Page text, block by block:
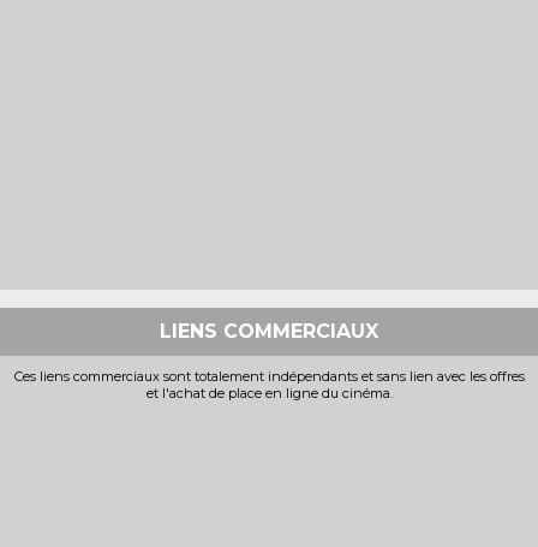
LIENS COMMERCIAUX
Ces liens commerciaux sont totalement indépendants et sans lien avec les offres
et l'achat de place en ligne du cinéma.